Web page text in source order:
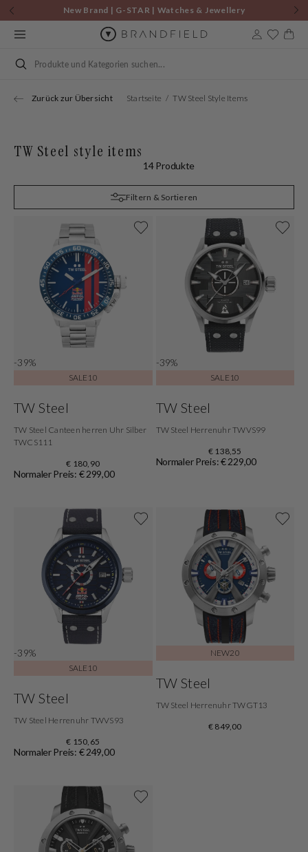
Zum
Inhalt
springen
New Brand | G-STAR | Watches & Jewellery
Suchen
Zurück zur Übersicht Startseite TW Steel Style Items
TW Steel style items
14 Produkte
Filtern & Sortieren
-39%
SALE10
TW Steel
TW Steel Canteen herren Uhr Silber
TWCS111
€ 180,90
Normaler Preis: € 299,00
-39%
SALE10
TW Steel
TW Steel Herrenuhr TWVS99
€ 138,55
Normaler Preis: € 229,00
-39%
SALE10
TW Steel
TW Steel Herrenuhr TWVS93
€ 150,65
Normaler Preis: € 249,00
NEW20
TW Steel
TW Steel Herrenuhr TWGT13
€ 849,00